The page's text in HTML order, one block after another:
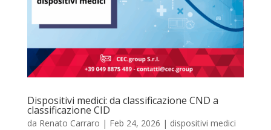
Dispositivi medici: da classificazione CND a
classificazione CID
da Renato Carraro | Feb 24, 2026 | dispositivi medici